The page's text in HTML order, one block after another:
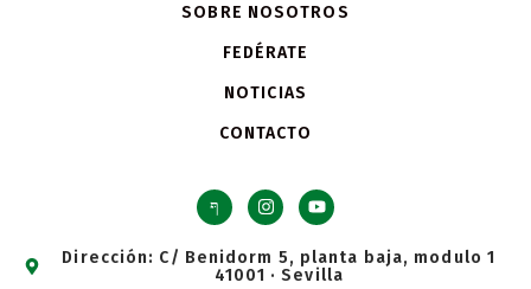
SOBRE NOSOTROS
FEDÉRATE
NOTICIAS
CONTACTO
Dirección: C/ Benidorm 5, planta baja, modulo 1
41001 · Sevilla